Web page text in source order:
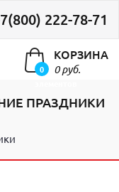
222-78-71
0
КОРЗИНА
0 руб.
ПРАЗДНИКИ